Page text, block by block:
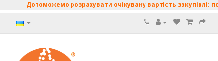
Допоможемо розрахувати очікувану вартість закупівлі: